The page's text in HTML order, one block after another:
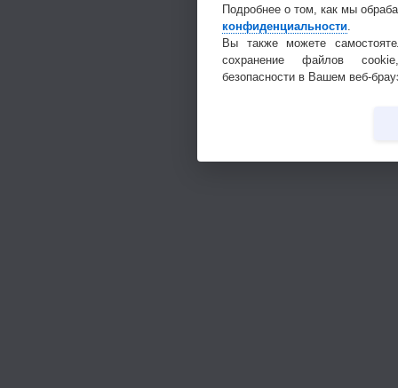
Подробнее о том, как мы
конфиденциальности
Вы также можете
сохранение файлов
безопасности в Вашем веб-